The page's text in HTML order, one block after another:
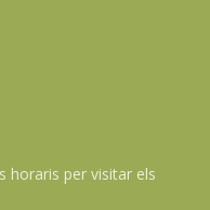
horaris per visitar els